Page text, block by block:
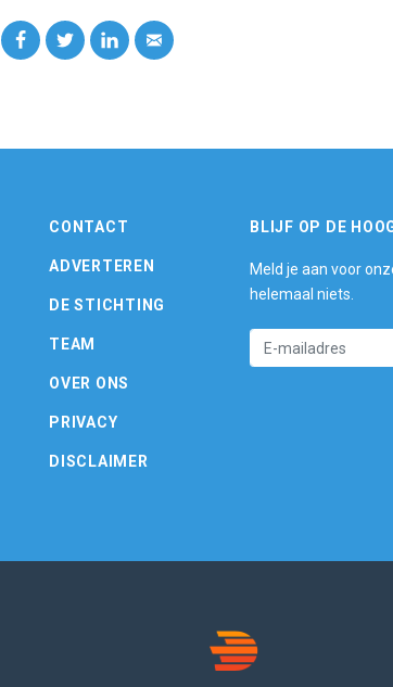
CONTACT
ADVERTEREN
DE STICHTING
TEAM
OVER ONS
PRIVACY
DISCLAIMER
BLIJF OP DE
Meld je aan voor
helemaal niets.